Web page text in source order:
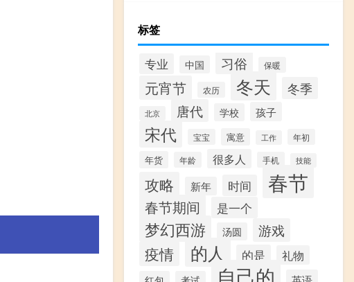
标签
专业 中国 习俗 保暖
元宵节 农历 冬天 冬季
北京 唐代 学校 孩子
宋代 宝宝 寓意 工作 年初
年货 年龄 很多人 手机 技能
攻略 新年 时间 春节
春节期间 是一个
梦幻西游 汤圆 游戏
疫情 的人 的是 礼物
自己的